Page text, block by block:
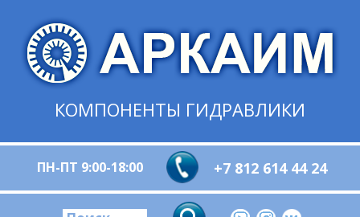
КОМПОНЕНТЫ ГИДРАВЛИКИ
ПН-ПТ 9:00-18:00 +7 812 614 44 24